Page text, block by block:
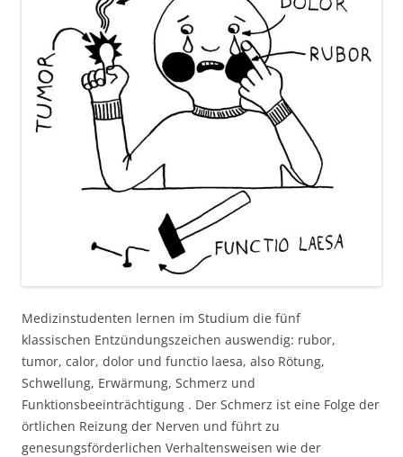
Medizinstudenten lernen im Studium die fünf
klassischen Entzündungszeichen auswendig: rubor,
tumor, calor, dolor und functio laesa, also Rötung,
Schwellung, Erwärmung, Schmerz und
Funktionsbeeinträchtigung . Der Schmerz ist eine Folge der
örtlichen Reizung der Nerven und führt zu
genesungsförderlichen Verhaltensweisen wie der